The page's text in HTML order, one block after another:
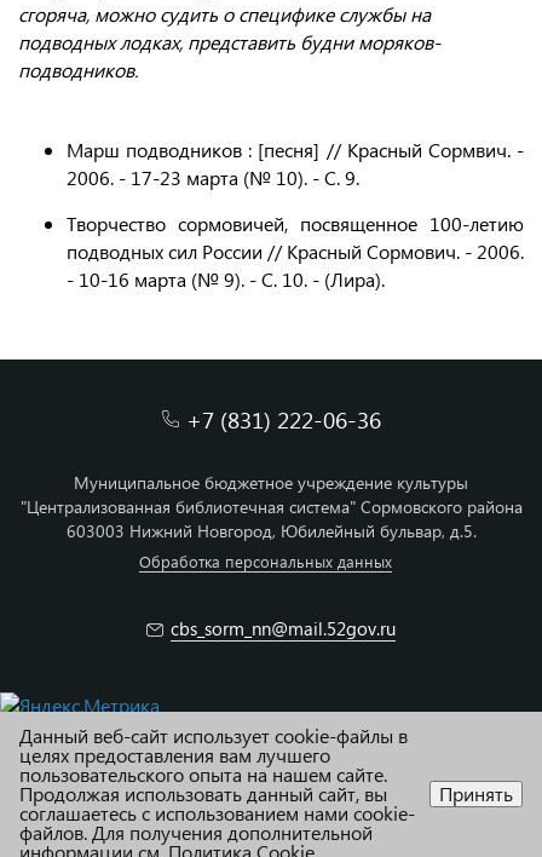
сгоряча, можно судить о специфике службы на
подводных лодках, представить будни моряков-
подводников.
Марш подводников : [песня] // Красный Сормвич. -
2006. - 17-23 марта (№ 10). - С. 9.
Творчество сормовичей, посвященное 100-летию
подводных сил России // Красный Сормович. - 2006.
- 10-16 марта (№ 9). - С. 10. - (Лира).
+7 (831) 222-06-36
Муниципальное бюджетное учреждение культуры
"Централизованная библиотечная система" Сормовского района
603003 Нижний Новгород, Юбилейный бульвар, д.5.
Обработка персональных данных
cbs_sorm_nn@mail.52gov.ru
© МБУК ЦБС Сормовского района г. Н.Новгород
Карта сайта
Адаптация и техподдержка R52.RU
Данный веб-сайт использует cookie-файлы в
целях предоставления вам лучшего
пользовательского опыта на нашем сайте.
Продолжая использовать данный сайт, вы
соглашаетесь с использованием нами cookie-
файлов. Для получения дополнительной
информации см.Политика Cookie
Принять